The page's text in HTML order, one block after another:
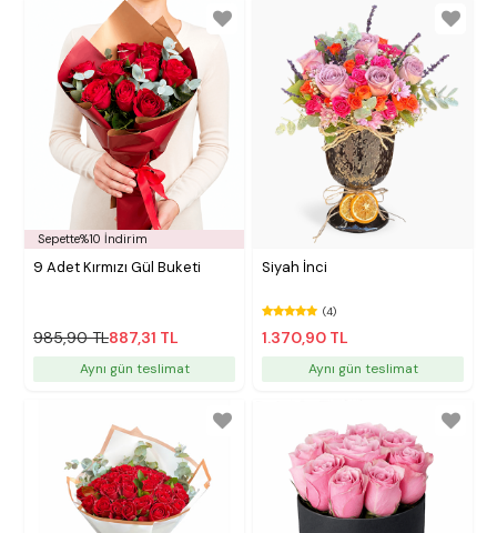
Sepette%10 İndirim
9 Adet Kırmızı Gül Buketi
985,90 TL887,31 TL
Aynı gün teslimat
Siyah İnci
(4)
1.370,90 TL
Aynı gün teslimat